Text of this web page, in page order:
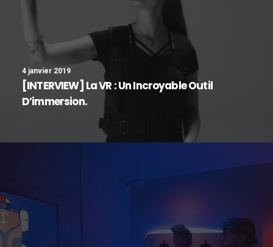
4 janvier 2019
[INTERVIEW] La VR : Un Incroyable Outil
D’immersion.